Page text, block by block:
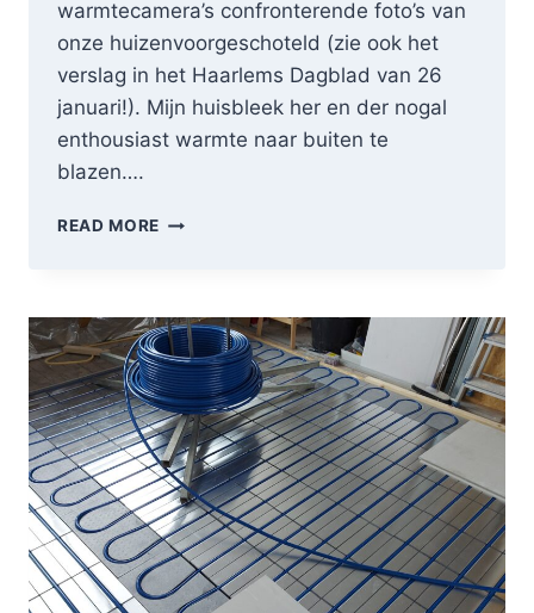
warmtecamera’s confronterende foto’s van
onze huizenvoorgeschoteld (zie ook het
verslag in het Haarlems Dagblad van 26
januari!). Mijn huisbleek her en der nogal
enthousiast warmte naar buiten te
blazen….
READ MORE DE
RADIATOR:
EEN
ZONDAG
VOL
FOLIE
EN
FINESSE